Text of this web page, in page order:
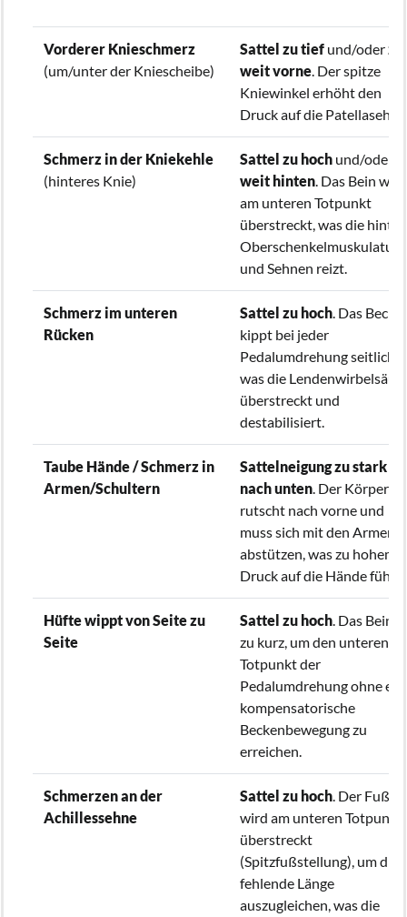
Vorderer Knieschmerz
(um/unter der Kniescheibe)
Sattel zu tief und/oderzu
weit vorne. Der spitze
Kniewinkel erhöht den
Druck auf die
Schmerz in der Kniekehle
(hinteres Knie)
Sattel zu hoch und/oder
weit hinten. Das Bein wird
am unteren Totpunkt
überstreckt, was die
Oberschenkelmuskulatur
und Sehnen reizt.
Schmerz im unteren
Rücken
Sattel zu hoch. Das
kippt bei jeder
Pedalumdrehung seitlich,
was die Lendenwirbelsäule
überstreckt und
destabilisiert.
Taube Hände / Schmerz in
Armen/Schultern
Sattelneigung zu stark
nach unten. Der Körper
rutscht nach vorne und
muss sich mit den Armen
abstützen, was zu hohem
Druck auf die Hände führt.
Hüfte wippt von Seite zu
Seite
Sattel zu hoch. Das Bein
zu kurz, um den unteren
Totpunkt der
Pedalumdrehung ohne
kompensatorische
Beckenbewegung zu
erreichen.
Schmerzen an der
Achillessehne
Sattel zu hoch. Der Fuß
wird am unteren Totpunkt
überstreckt
(Spitzfußstellung), um die
fehlende Länge
auszugleichen, was die